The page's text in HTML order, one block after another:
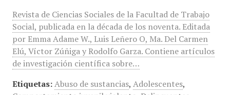
Revista de Ciencias Sociales de la Facultad de Trabajo
Social, publicada en la década de los noventa. Editada
por Emma Adame W., Luis Leñero O, Ma. Del Carmen
Elú, Víctor Zúñiga y Rodolfo Garza. Contiene artículos
de investigación científica sobre…
Etiquetas: Abuso de sustancias, Adolescentes,